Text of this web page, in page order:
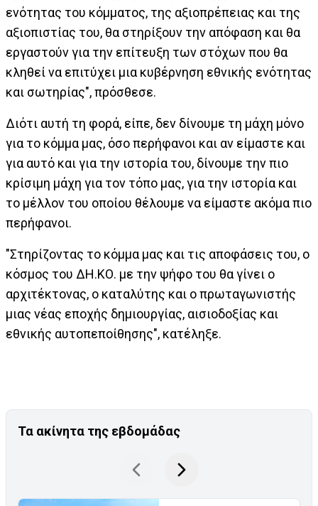
ενότητας του κόμματος, της αξιοπρέπειας και της
αξιοπιστίας του, θα στηρίξουν την απόφαση και θα
εργαστούν για την επίτευξη των στόχων που θα
κληθεί να επιτύχει μια κυβέρνηση εθνικής ενότητας
και σωτηρίας", πρόσθεσε.
Διότι αυτή τη φορά, είπε, δεν δίνουμε τη μάχη μόνο
για το κόμμα μας, όσο περήφανοι και αν είμαστε και
για αυτό και για την ιστορία του, δίνουμε την πιο
κρίσιμη μάχη για τον τόπο μας, για την ιστορία και
το μέλλον του οποίου θέλουμε να είμαστε ακόμα πιο
περήφανοι.
"Στηρίζοντας το κόμμα μας και τις αποφάσεις του, ο
κόσμος του ΔΗ.ΚΟ. με την ψήφο του θα γίνει ο
αρχιτέκτονας, ο καταλύτης και ο πρωταγωνιστής
μιας νέας εποχής δημιουργίας, αισιοδοξίας και
εθνικής αυτοπεποίθησης", κατέληξε.
Τα ακίνητα της εβδομάδας